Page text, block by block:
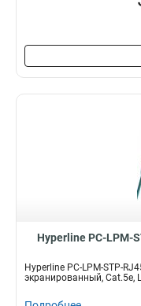
Hyperline PC-LPM-
Hyperline PC-LPM-STP-
экранированный, Cat.5е,